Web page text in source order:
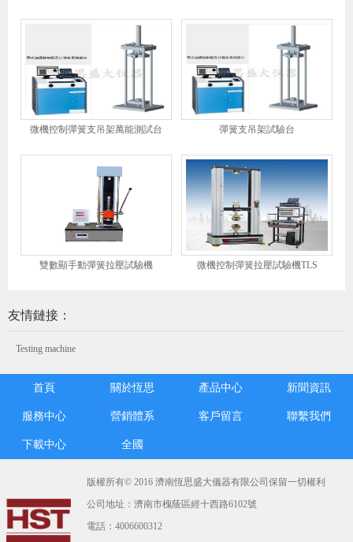
微機控制彈簧支吊架萬能測試台 彈簧支吊架試驗台
雙數顯手動彈簧拉壓試驗機 微機控制彈簧拉壓試驗機TLS
友情鏈接：
Testing machine
首頁 關於恆思 產品中心 新聞資訊
服務中心 營銷體系 客戶留言 聯繫我們
下載中心 全國
版權所有© 2016 濟南恆思盛大儀器有限公司保留一切權利
公司地址：濟南市槐蔭區經十西路6102號
電話：4006600312